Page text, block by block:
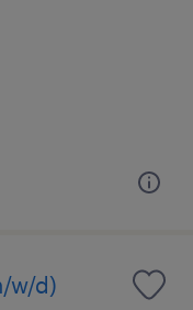
w/d)